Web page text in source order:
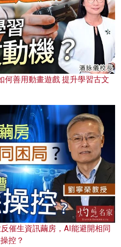
何善用動畫遊戲 提升學習古文
催生資訊繭房，AI能避開相同
控？